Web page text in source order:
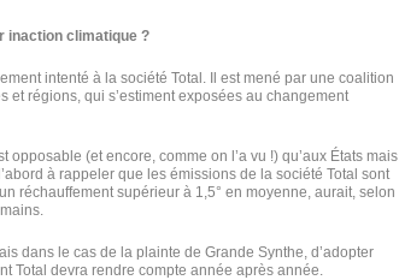
inaction climatique ?
intenté à la société Total. Il est mené par une coalition
et régions, qui s’estiment exposées au changement
(et encore, comme on l’a vu !) qu’aux États mais
à rappeler que les émissions de la société Total sont
réchauffement supérieur à 1,5° en moyenne, aurait, selon
dans le cas de la plainte de Grande Synthe, d’adopter
Total devra rendre compte année après année.